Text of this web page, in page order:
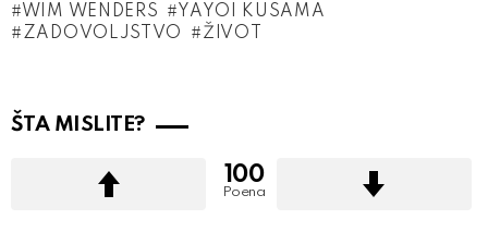
WIM WENDERS
YAYOI KUSAMA
ZADOVOLJSTVO
ŽIVOT
ŠTA MISLITE?
100
Poena